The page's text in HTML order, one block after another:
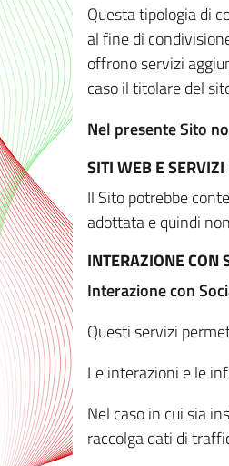
Questa tipologia di
al fine di
offrono servizi
caso il titolare del
Nel presente Sito
SITI WEB E
Il Sito potrebbe
adottata e quindi
INTERAZIONE CON
Interazione con
Questi servizi
Le interazioni e le
Nel caso in cui sia
raccolga dati di